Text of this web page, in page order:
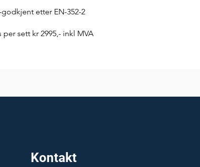
godkjent etter EN-352-2
per sett kr 2995,- inkl MVA
Kontakt